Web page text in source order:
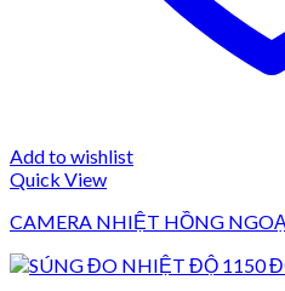
Add to wishlist
Quick View
CAMERA NHIỆT HỒNG